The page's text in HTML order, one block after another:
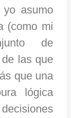
yo asumo
(como mi
de
las que
que una
lógica